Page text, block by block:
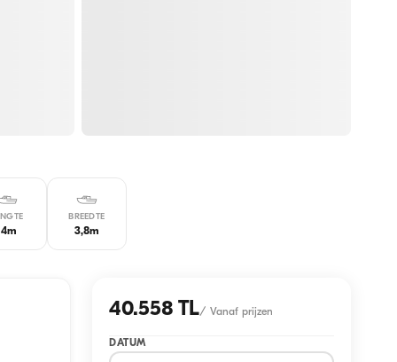
BREEDTE
3,8m
40.558 TL/ Vanaf prijzen
DATUM